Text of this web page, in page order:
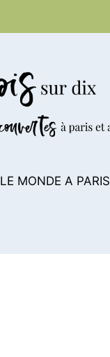
LE MONDE A PARIS